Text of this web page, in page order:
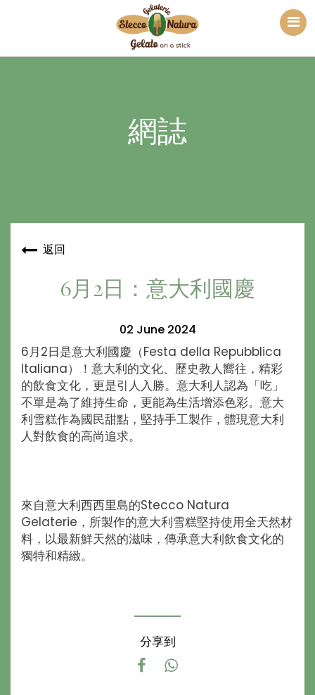
網誌
返回
6月2日：意大利國慶
02 June 2024
6月2日是意大利國慶（Festa della Repubblica
Italiana）！意大利的文化、歷史教人嚮往，精彩
的飲食文化，更是引人入勝。意大利人認為「吃」
不單是為了維持生命，更能為生活增添色彩。意大
利雪糕作為國民甜點，堅持手工製作，體現意大利
人對飲食的高尚追求。
來自意大利西西里島的Stecco Natura
Gelaterie，所製作的意大利雪糕堅持使用全天然材
料，以最新鮮天然的滋味，傳承意大利飲食文化的
獨特和精緻。
分享到